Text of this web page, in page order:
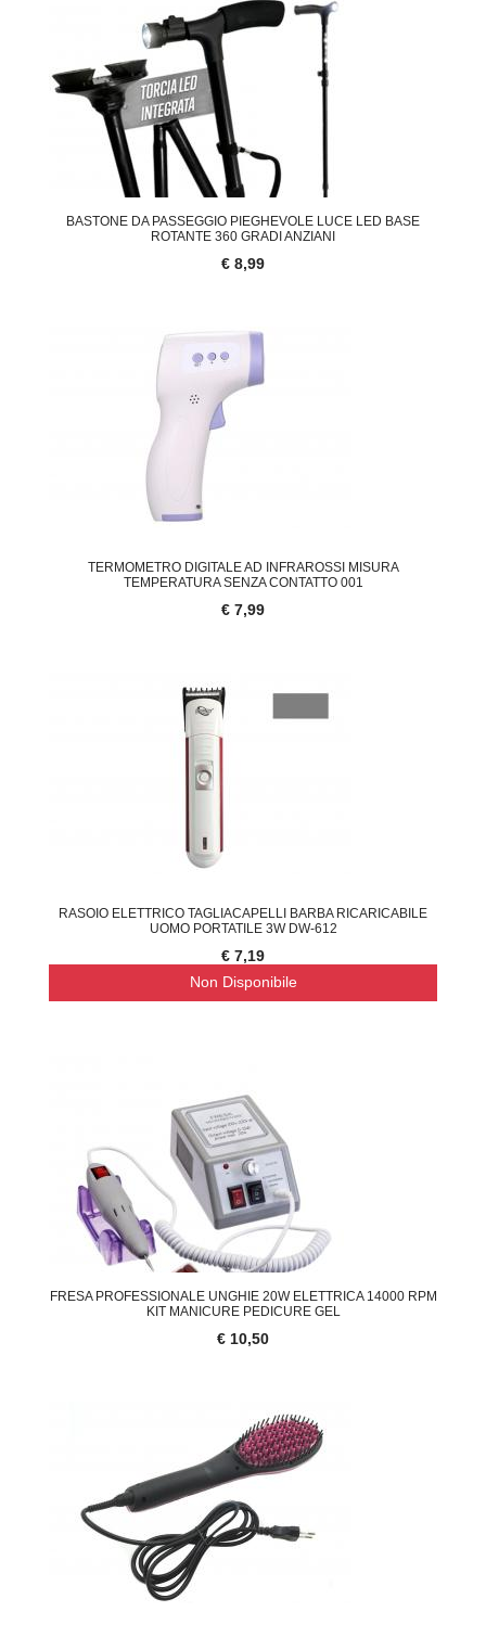
BASTONE DA PASSEGGIO PIEGHEVOLE LUCE LED BASE
ROTANTE 360 GRADI ANZIANI
€ 8,99
TERMOMETRO DIGITALE AD INFRAROSSI MISURA
TEMPERATURA SENZA CONTATTO 001
€ 7,99
RASOIO ELETTRICO TAGLIACAPELLI BARBA RICARICABILE
UOMO PORTATILE 3W DW-612
€ 7,19
Non Disponibile
FRESA PROFESSIONALE UNGHIE 20W ELETTRICA 14000 RPM
KIT MANICURE PEDICURE GEL
€ 10,50